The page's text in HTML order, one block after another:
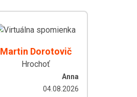
Martin Dorotovič
Hrochoť
Anna
04.08.2026